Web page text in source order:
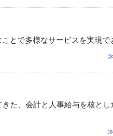
とで多様なサービスを実現で
≫
た、会計と人事給与を核とし
≫